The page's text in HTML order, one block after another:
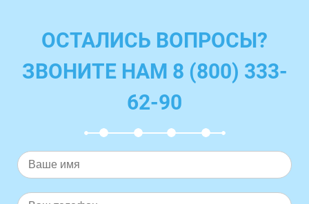
ОСТАЛИСЬ ВОПРОСЫ?
ЗВОНИТЕ НАМ 8 (800) 333-
62-90